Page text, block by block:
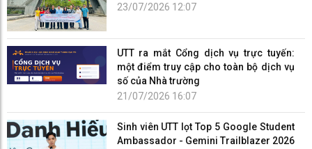
23/07/2026 12:07
UTT ra mắt Cổng dịch vụ trực tuyến:
một điểm truy cập cho toàn bộ dịch vụ
số của Nhà trường
21/07/2026 16:07
Sinh viên UTT lọt Top 5 Google Student
Ambassador - Gemini Trailblazer 2026